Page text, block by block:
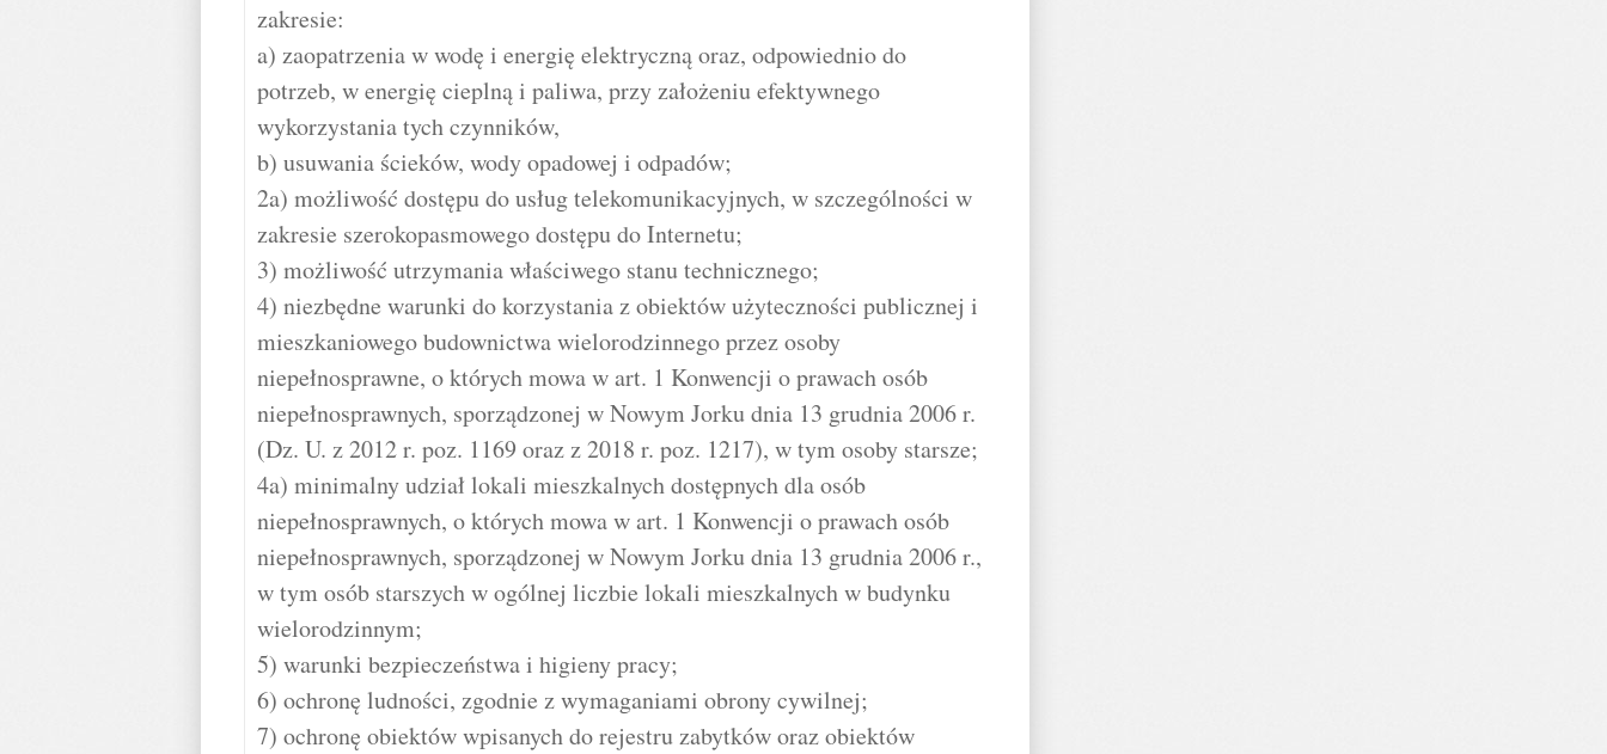
zakresie:
a) zaopatrzenia w wodę i energię elektryczną oraz, odpowiednio do
potrzeb, w energię cieplną i paliwa, przy założeniu efektywnego
wykorzystania tych czynników,
b) usuwania ścieków, wody opadowej i odpadów;
2a) możliwość dostępu do usług telekomunikacyjnych, w szczególności w
zakresie szerokopasmowego dostępu do Internetu;
3) możliwość utrzymania właściwego stanu technicznego;
4) niezbędne warunki do korzystania z obiektów użyteczności publicznej i
mieszkaniowego budownictwa wielorodzinnego przez osoby
niepełnosprawne, o których mowa w art. 1 Konwencji o prawach osób
niepełnosprawnych, sporządzonej w Nowym Jorku dnia 13 grudnia 2006 r.
(Dz. U. z 2012 r. poz. 1169 oraz z 2018 r. poz. 1217), w tym osoby starsze;
4a) minimalny udział lokali mieszkalnych dostępnych dla osób
niepełnosprawnych, o których mowa w art. 1 Konwencji o prawach osób
niepełnosprawnych, sporządzonej w Nowym Jorku dnia 13 grudnia 2006 r.,
w tym osób starszych w ogólnej liczbie lokali mieszkalnych w budynku
wielorodzinnym;
5) warunki bezpieczeństwa i higieny pracy;
6) ochronę ludności, zgodnie z wymaganiami obrony cywilnej;
7) ochronę obiektów wpisanych do rejestru zabytków oraz obiektów